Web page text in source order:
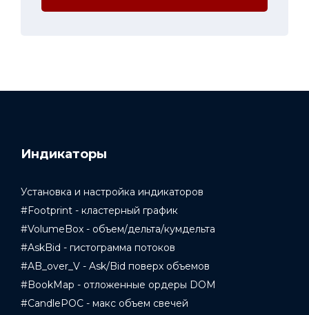
Индикаторы
Установка и настройка индикаторов
#Footprint - кластерный график
#VolumeBox - объем/дельта/кумдельта
#AskBid - гистограмма потоков
#AB_over_V - Ask/Bid поверх объемов
#BookMap - отложенные ордеры DOM
#CandlePOC - макс объем свечей